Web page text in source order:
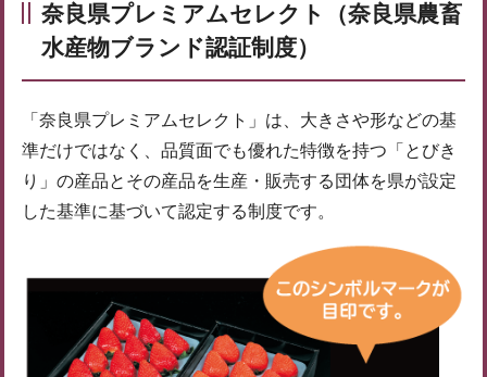
奈良県プレミアムセレクト（奈良県農畜
水産物ブランド認証制度）
「奈良県プレミアムセレクト」は、大きさや形などの基
準だけではなく、品質面でも優れた特徴を持つ「とびき
り」の産品とその産品を生産・販売する団体を県が設定
した基準に基づいて認定する制度です。